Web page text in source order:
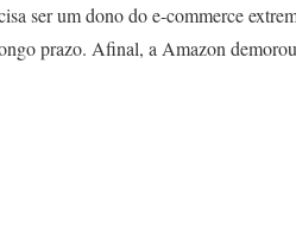
ser um dono do e-commerce
prazo. Afinal, a Amazon